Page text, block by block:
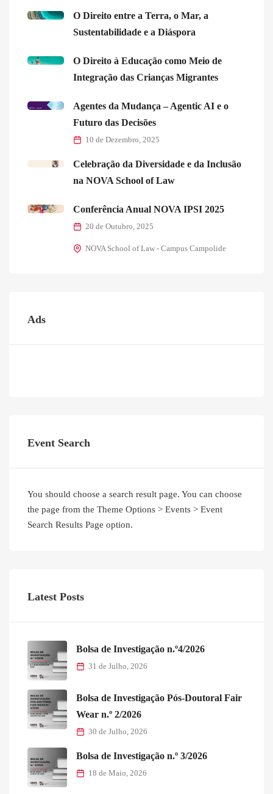
O Direito entre a Terra, o Mar, a
Sustentabilidade e a Diáspora
O Direito à Educação como Meio de
Integração das Crianças Migrantes
Agentes da Mudança – Agentic AI e o
Futuro das Decisões
10 de Dezembro, 2025
Celebração da Diversidade e da Inclusão
na NOVA School of Law
Conferência Anual NOVA IPSI 2025
20 de Outubro, 2025
NOVA School of Law - Campus Campolide
Ads
Event Search
You should choose a search result page. You can choose
the page from the Theme Options > Events > Event
Search Results Page option.
Latest Posts
Bolsa de Investigação n.º4/2026
31 de Julho, 2026
Bolsa de Investigação Pós-Doutoral Fair
Wear n.º 2/2026
30 de Julho, 2026
Bolsa de Investigação n.º 3/2026
18 de Maio, 2026